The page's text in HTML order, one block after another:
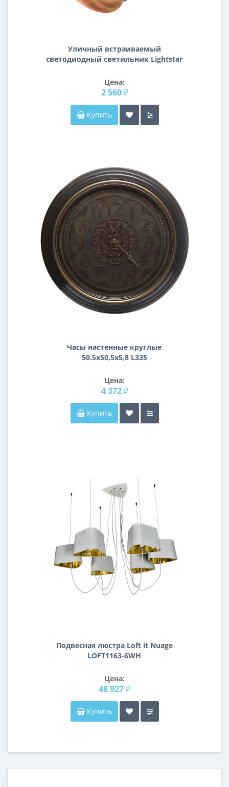
Уличный встраиваемый
светодиодный светильник Lightstar
Цена:
2 560 ₽
Купить
Часы настенные круглые
50.5х50,5х5,8 L335
Цена:
4 372 ₽
Купить
Подвесная люстра Loft it Nuage
LOFT1163-6WH
Цена:
48 927 ₽
Купить